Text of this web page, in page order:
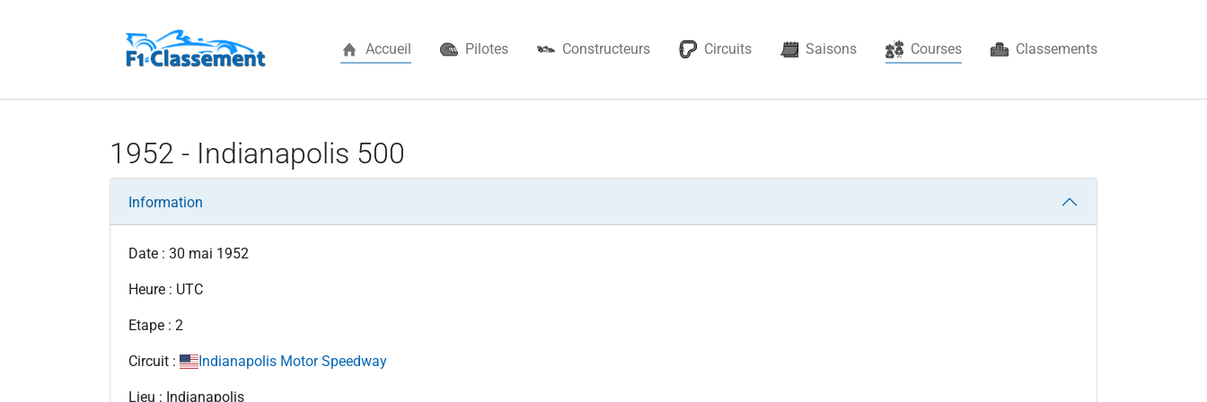
Accueil Pilotes Constructeurs Circuits Saisons Courses(current) Classements
1952 - Indianapolis 500
Information
Date : 30 mai 1952
Heure : UTC
Etape : 2
Circuit : Indianapolis Motor Speedway
Lieu : Indianapolis